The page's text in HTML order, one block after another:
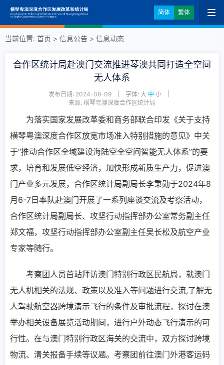
简体 繁体
当前位置: 首页 > 信息公告 > 信息动态
合作区统计局赴澳门交流推进琴澳共同打造全空间
无人体系
发布日期: 2024-08-09 字体: 大 中 小
来源: 横琴粤澳深度合作区统计局
为落实国家发展改革委和商务部联合印发《关于支持
横琴粤澳深度合作区放宽市场准入特别措施的意见》中关
于“推动合作区全域建设海陆空全空间智能无人体系”的要
求，培育和发展低空经济，加快形成新质生产力，促进澳
门产业多元发展，合作区统计局副局长李秉勋于2024年8
月6-7日率队赴澳门开展了一系列座谈交流及考察活动，
合作区统计局副局长、攻坚行动指挥部办公室常务副主任
郑文福，攻坚行动指挥部办公室副主任吴长松及航空产业
专家等随行。
考察团人员首站拜访澳门特别行政区民航局，就澳门
无人机相关的法规、政策以及准入等问题进行交流,了解无
人驾驶航空器跨境演示飞行的条件及审批流程，探讨在澳
举办相关设备展览活动期间，进行户外动态飞行演示的可
行性。在与澳门特别行政区海关的交流中，双方探讨跨境
物流、清关报备手续等议题。考察团前往澳门外港客运码